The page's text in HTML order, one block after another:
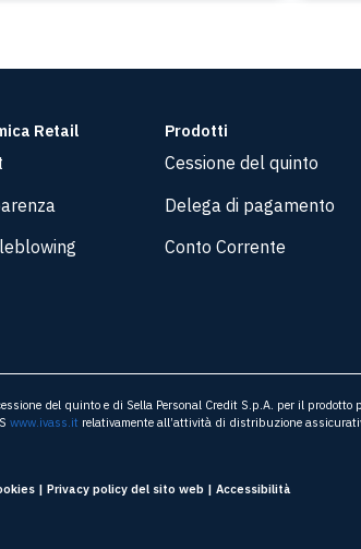
Retail Prodotti
Cessione del quinto
Delega di pagamento
Conto Corrente
del quinto e di Sella Personal Credit S.p.A. per il
www.ivass.it relativamente all’attività di distribuzione
| Privacy policy del sito web | Accessibilità